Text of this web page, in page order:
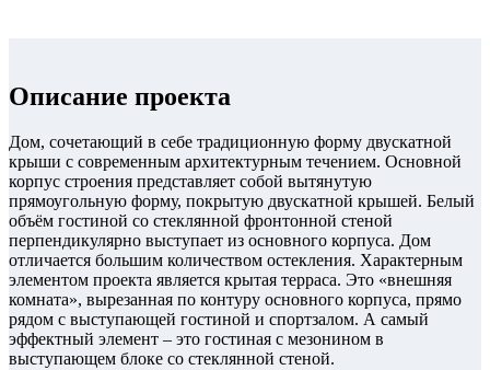
Описание проекта
Дом, сочетающий в себе традиционную форму двускатной
крыши с современным архитектурным течением. Основной
корпус строения представляет собой вытянутую
прямоугольную форму, покрытую двускатной крышей. Белый
объём гостиной со стеклянной фронтонной стеной
перпендикулярно выступает из основного корпуса. Дом
отличается большим количеством остекления. Характерным
элементом проекта является крытая терраса. Это «внешняя
комната», вырезанная по контуру основного корпуса, прямо
рядом с выступающей гостиной и спортзалом. А самый
эффектный элемент – это гостиная с мезонином в
выступающем блоке со стеклянной стеной.